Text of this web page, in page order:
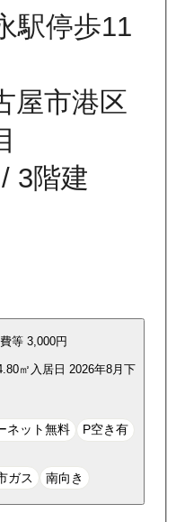
駅停歩11
屋市港区
/ 3階建
等 3,000円
㎡ 入居日 2026年8月下
ネット無料 P空き有
ガス 南向き